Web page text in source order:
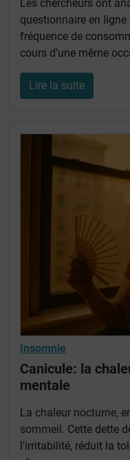
Les chercheurs ont
questionnaire en
fréquence de
cours d’une même
Lire la suite
Insomnie
Canicule: la
mentale
La chaleur nocturne,
sommeil. Cette dette
l'irritabilité, réduit la